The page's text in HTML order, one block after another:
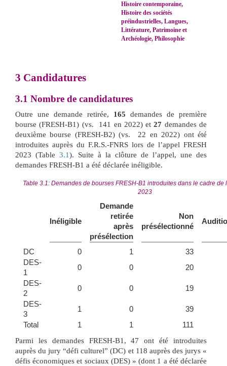
Histoire contemporaine,
Histoire des sociétés
préindustrielles, Langues,
Littérature, Patrimoine et
Archéologie, Philosophie
3 Candidatures
3.1 Nombre de candidatures
Outre une demande retirée, 165 demandes de première
bourse (FRESH-B1) (vs. 141 en 2022) et27 demandes de
deuxième bourse (FRESH-B2) (vs. 22 en 2022) ont été
introduites auprès du F.R.S.-FNRS lors de l’appel FRESH
2023 (Table 3.1). Suite à la clôture de l’appel, une des
demandes FRESH-B1 a été déclarée inéligible.
Table 3.1: Demandes de bourses FRESH-B1 introduites dans le cadre de
2023
Inéligible
Demande
retirée
après
présélection
Non
présélectionné
DC 0 1
33
DES-
1
0 0
20
DES-
2
0 0
19
DES-
3
1 0
39
Total
1 1
111
Parmi les demandes FRESH-B1, 47 ont été introduites
auprès du jury “défi culturel” (DC) et 118 auprès des jurys «
défis économiques et sociaux (DES) » (dont 1 a été déclarée